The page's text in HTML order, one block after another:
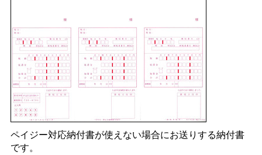
ペイジー対応納付書が使えない場合にお送りする納付書
です。